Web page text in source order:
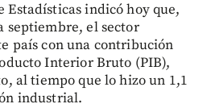
Estadísticas indicó hoy que,
septiembre, el sector
país con una contribución
Interior Bruto (PIB),
al tiempo que lo hizo un 1,1
industrial.